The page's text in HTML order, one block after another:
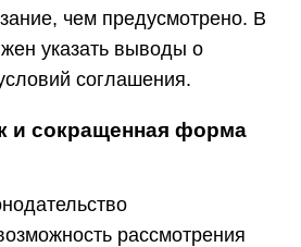
чем предусмотрено. В
указать выводы о
соглашения.
и сокращенная форма
рассмотрения